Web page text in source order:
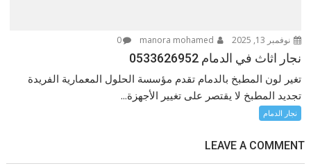
نوفمبر 13, 2025 0
نجار اثاث في الدمام 0533626952
تغير لون المطبخ بالدمام تقدم مؤسسة الحلول المعمارية الفريدة
تجديد المطبخ لا يقتصر على تغيير الأجهزة...
نجار الدمام
LEAVE A COMMENT